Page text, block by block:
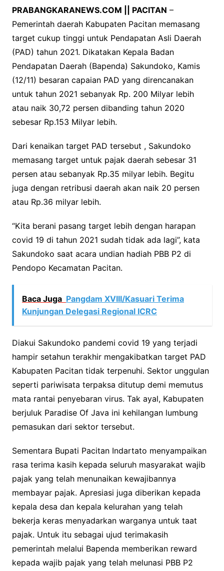
PRABANGKARANEWS.COM || PACITAN –
Pemerintah daerah Kabupaten Pacitan memasang
target cukup tinggi untuk Pendapatan Asli Daerah
(PAD) tahun 2021. Dikatakan Kepala Badan
Pendapatan Daerah (Bapenda) Sakundoko, Kamis
(12/11) besaran capaian PAD yang direncanakan
untuk tahun 2021 sebanyak Rp. 200 Milyar lebih
atau naik 30,72 persen dibanding tahun 2020
sebesar Rp.153 Milyar lebih.
Dari kenaikan target PAD tersebut , Sakundoko
memasang target untuk pajak daerah sebesar 31
persen atau sebanyak Rp.35 milyar lebih. Begitu
juga dengan retribusi daerah akan naik 20 persen
atau Rp.36 milyar lebih.
“Kita berani pasang target lebih dengan harapan
covid 19 di tahun 2021 sudah tidak ada lagi”, kata
Sakundoko saat acara undian hadiah PBB P2 di
Pendopo Kecamatan Pacitan.
Baca Juga Pangdam XVIII/Kasuari Terima
Kunjungan Delegasi Regional ICRC
Diakui Sakundoko pandemi covid 19 yang terjadi
hampir setahun terakhir mengakibatkan target PAD
Kabupaten Pacitan tidak terpenuhi. Sektor unggulan
seperti pariwisata terpaksa ditutup demi memutus
mata rantai penyebaran virus. Tak ayal, Kabupaten
berjuluk Paradise Of Java ini kehilangan lumbung
pemasukan dari sektor tersebut.
Sementara Bupati Pacitan Indartato menyampaikan
rasa terima kasih kepada seluruh masyarakat wajib
pajak yang telah menunaikan kewajibannya
membayar pajak. Apresiasi juga diberikan kepada
kepala desa dan kepala kelurahan yang telah
bekerja keras menyadarkan warganya untuk taat
pajak. Untuk itu sebagai ujud terimakasih
pemerintah melalui Bapenda memberikan reward
kepada wajib pajak yang telah melunasi PBB P2